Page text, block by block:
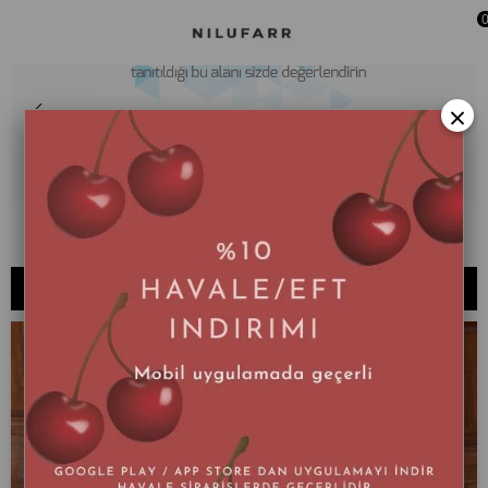
0
034-X
FILTRELEME
SIRALAMA
×